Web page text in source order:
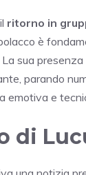
ritorno in
è
sua
parando
emotiva e
di